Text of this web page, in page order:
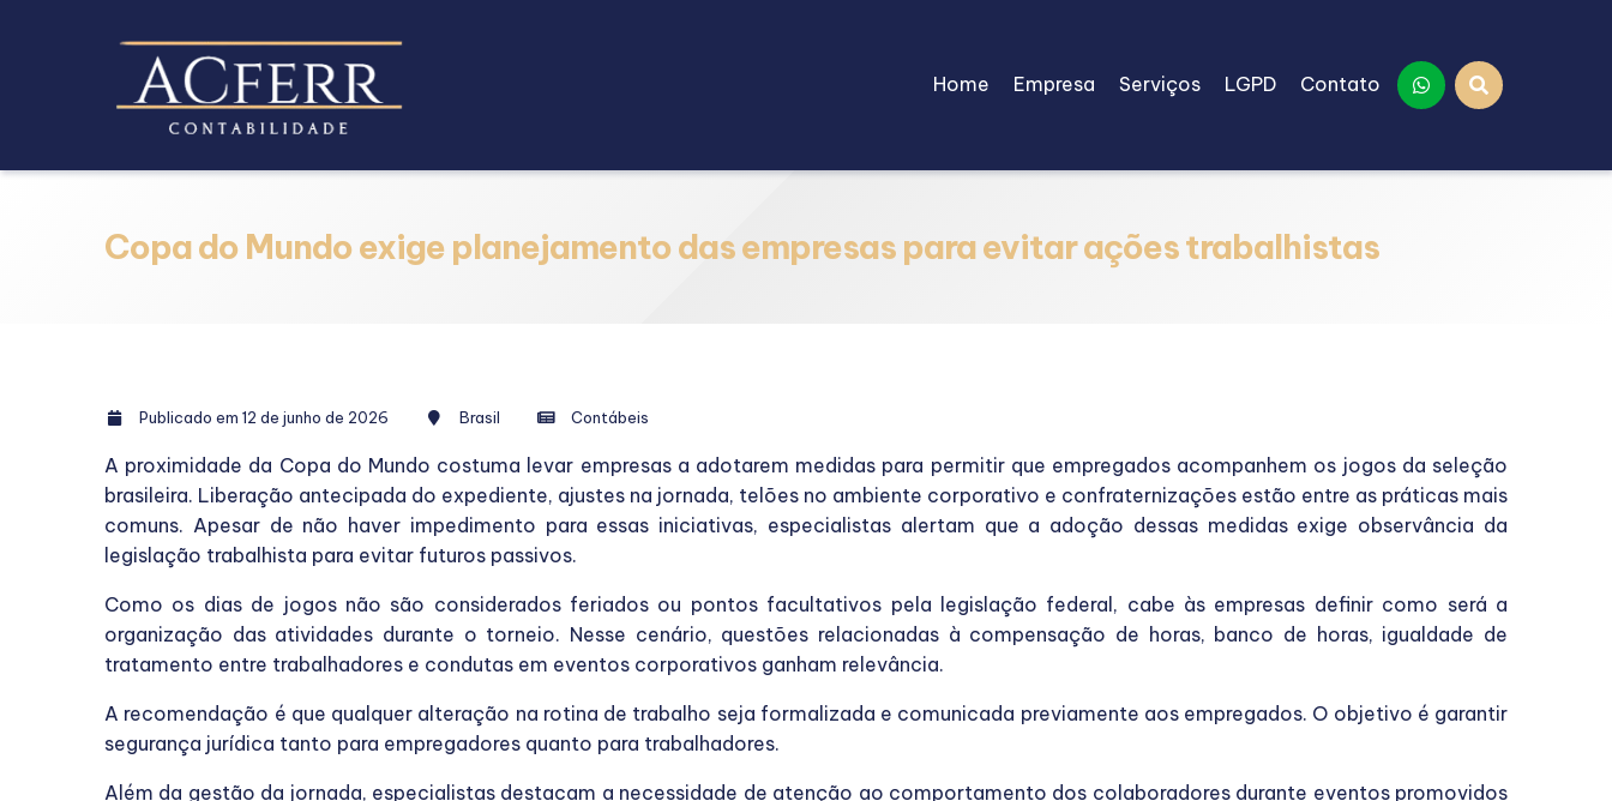
Home Empresa Serviços LGPD Contato
Copa do Mundo exige planejamento das empresas para evitar ações trabalhistas
Publicado em 12 de junho de 2026 Brasil Contábeis
A proximidade da Copa do Mundo costuma levar empresas a adotarem medidas para permitir que empregados acompanhem os jogos da seleção
brasileira. Liberação antecipada do expediente, ajustes na jornada, telões no ambiente corporativo e confraternizações estão entre as práticas mais
comuns. Apesar de não haver impedimento para essas iniciativas, especialistas alertam que a adoção dessas medidas exige observância da
legislação trabalhista para evitar futuros passivos.
Como os dias de jogos não são considerados feriados ou pontos facultativos pela legislação federal, cabe às empresas definir como será a
organização das atividades durante o torneio. Nesse cenário, questões relacionadas à compensação de horas, banco de horas, igualdade de
tratamento entre trabalhadores e condutas em eventos corporativos ganham relevância.
A recomendação é que qualquer alteração na rotina de trabalho seja formalizada e comunicada previamente aos empregados. O objetivo é garantir
segurança jurídica tanto para empregadores quanto para trabalhadores.
Além da gestão da jornada, especialistas destacam a necessidade de atenção ao comportamento dos colaboradores durante eventos promovidos